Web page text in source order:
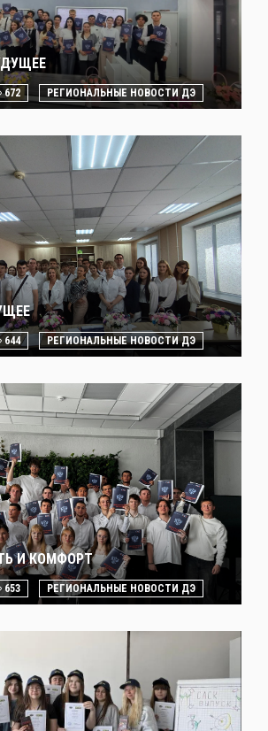
672 РЕГИОНАЛЬНЫЕ НОВОСТИ ДЭ
644 РЕГИОНАЛЬНЫЕ НОВОСТИ ДЭ
И КОМФОРТ
653 РЕГИОНАЛЬНЫЕ НОВОСТИ ДЭ